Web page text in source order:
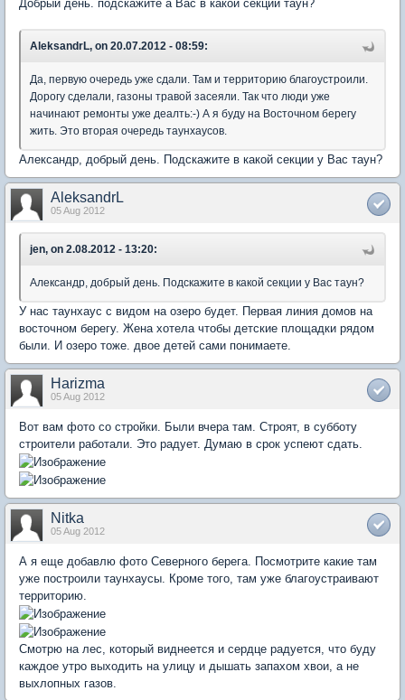
Добрый день. подскажите а Вас в какой секции таун?
AleksandrL, on 20.07.2012 - 08:59:
Да, первую очередь уже сдали. Там и территорию благоустроили.
Дорогу сделали, газоны травой засеяли. Так что люди уже
начинают ремонты уже деалть:-) А я буду на Восточном берегу
жить. Это вторая очередь таунхаусов.
Александр, добрый день. Подскажите в какой секции у Вас таун?
AleksandrL
05 Aug 2012
jen, on 2.08.2012 - 13:20:
Александр, добрый день. Подскажите в какой секции у Вас таун?
У нас таунхаус с видом на озеро будет. Первая линия домов на
восточном берегу. Жена хотела чтобы детские площадки рядом
были. И озеро тоже. двое детей сами понимаете.
Harizma
05 Aug 2012
Вот вам фото со стройки. Были вчера там. Строят, в субботу
строители работали. Это радует. Думаю в срок успеют сдать.
Nitka
05 Aug 2012
А я еще добавлю фото Северного берега. Посмотрите какие там
уже построили таунхаусы. Кроме того, там уже благоустраивают
территорию.
Смотрю на лес, который виднеется и сердце радуется, что буду
каждое утро выходить на улицу и дышать запахом хвои, а не
выхлопных газов.